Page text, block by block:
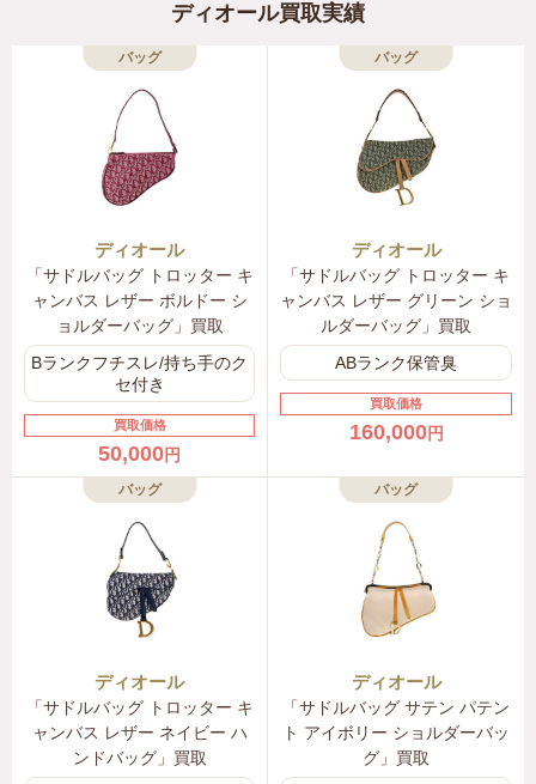
1ADPO276CDP H43E
〜165,000円
クリスチャン ディオール ボビー Bobby ベビー ブラン
4SBP54BLAP Y912
〜63,000円
クリスチャン ディオール ボビー Bobby ベビーラグ
4SBP53DIPO Y008
〜78,000円
クリスチャン ディオール ボビー Bobby 出産祝いギフ
トセット
4SBP54KDOP Y912
〜78,000円
クリスチャン ディオール ボビー Bobby ベビースリー
4SBP53NIDO Y008
〜63,000円
クリスチャン ディオール ボビー Bobby ぬいぐるみ
PIBPPEL01F Y008
〜53,000円
ディオール買取実績
バッグ
ディオール
「サドルバッグ トロッター キ
ャンバス レザー ボルドー シ
ョルダーバッグ」買取
Bランクフチスレ/持ち手のク
セ付き
買取価格
50,000円
バッグ
ディオール
「サドルバッグ トロッター キ
ャンバス レザー グリーン ショ
ルダーバッグ」買取
ABランク保管臭
買取価格
160,000円
バッグ
ディオール
「サドルバッグ トロッター キ
ャンバス レザー ネイビー ハ
ンドバッグ」買取
バッグ
ディオール
「サドルバッグ サテン パテン
ト アイボリー ショルダーバッ
グ」買取